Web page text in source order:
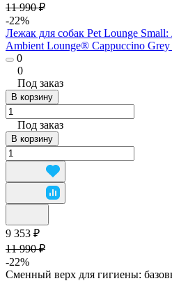
11 990 ₽
-22%
Лежак для собак Pet Lounge
Ambient Lounge® Cappuccino
0
0
Под заказ
В корзину
Под заказ
В корзину
9 353 ₽
11 990 ₽
-22%
Сменный верх для гигиены: